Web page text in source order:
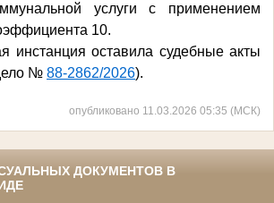
услуги с применением
10.
оставила судебные акты
№ 88-2862/2026).
опубликовано 11.03.2026 05:35 (МСК)
ДОКУМЕНТОВ В